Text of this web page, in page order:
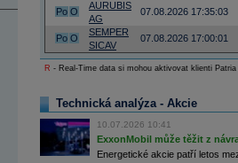
Po O
AURUBIS
AG
07.08.2026 17:35:03
Po O
SEMPER
SICAV
07.08.2026 17:00:01
R - Real-Time data si mohou aktivovat klienti
Technická analýza - Akcie
10.07.2026 10:41
ExxonMobil může těžit z
Energetické akcie patří letos